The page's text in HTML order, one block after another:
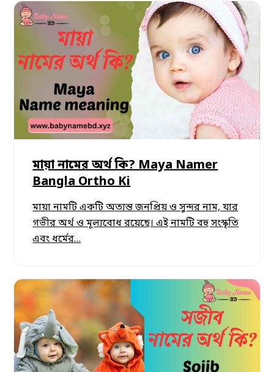
মায়া নামের অর্থ কি? Maya Namer
Bangla Ortho Ki
মায়া নামটি একটি অত্যন্ত জনপ্রিয় ও সুন্দর নাম, যার
গভীর অর্থ ও মূল্যবোধ রয়েছে। এই নামটি বহু সংস্কৃতি
এবং ধর্মের…